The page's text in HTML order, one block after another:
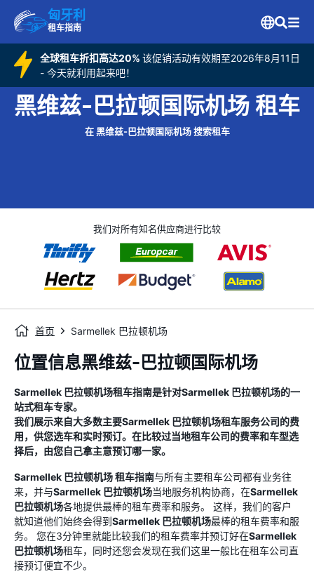
匈牙利
租车指南
全球租车折扣高达20% 该促销活动有效期至2026年8月11日
- 今天就利用起来吧！
黑维兹-巴拉顿国际机场 租车
在 黑维兹-巴拉顿国际机场 搜索租车
我们对所有知名供应商进行比较
首页 Sarmellek 巴拉顿机场
位置信息黑维兹-巴拉顿国际机场
Sarmellek 巴拉顿机场租车指南是针对Sarmellek 巴拉顿机场的一
站式租车专家。
我们展示来自大多数主要Sarmellek 巴拉顿机场租车服务公司的费
用，供您选车和实时预订。在比较过当地租车公司的费率和车型选
择后，由您自己拿主意预订哪一家。
Sarmellek 巴拉顿机场租车指南与所有主要租车公司都有业务往
来，并与Sarmellek 巴拉顿机场当地服务机构协商，在Sarmellek
巴拉顿机场各地提供最棒的租车费率和服务。 这样，我们的客户
就知道他们始终会得到Sarmellek 巴拉顿机场最棒的租车费率和服
务。 您在3分钟里就能比较我们的租车费率并预订好在Sarmellek
巴拉顿机场租车，同时还您会发现在我们这里一般比在租车公司直
接预订便宜不少。